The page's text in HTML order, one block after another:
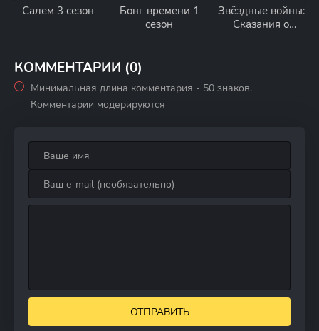
Салем 3 сезон
Бонг времени 1
сезон
Звёздные войны:
Сказания о
КОММЕНТАРИИ (0)
Минимальная длина комментария - 50 знаков.
Комментарии модерируются
ОТПРАВИТЬ